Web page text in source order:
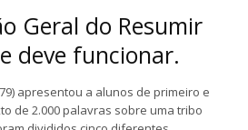
Geral do Resumir
deve funcionar.
apresentou a alunos de primeiro e
de 2.000 palavras sobre uma tribo